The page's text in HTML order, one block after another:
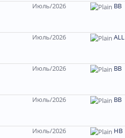
Июль/2026 ВВ
Июль/2026 ALL
Июль/2026 BB
Июль/2026 ВВ
Июль/2026 НВ